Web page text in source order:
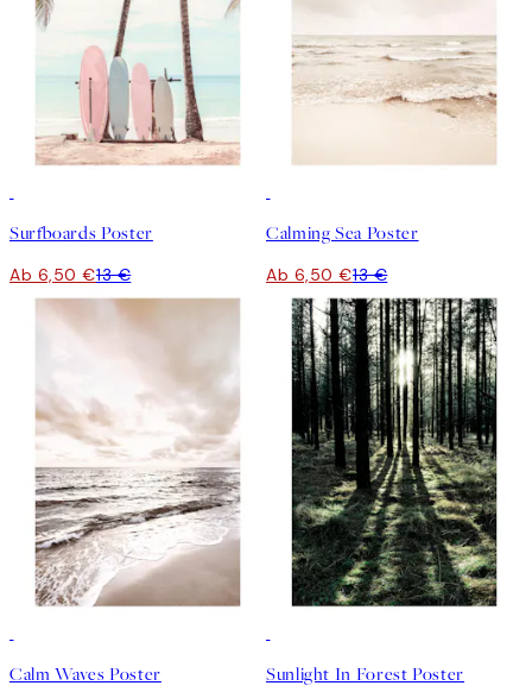
Surfboards Poster
Ab 6,50 €13 €
Calming Sea Poster
Ab 6,50 €13 €
Calm Waves Poster Sunlight In Forest Poster